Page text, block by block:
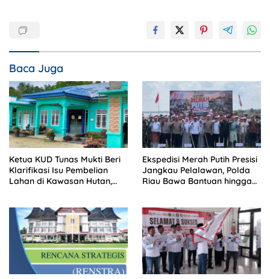
Baca Juga
Ketua KUD Tunas Mukti Beri
Klarifikasi Isu Pembelian
Lahan di Kawasan Hutan,
Ekspedisi Merah Putih Presisi
Jangkau Pelalawan, Polda
Riau Bawa Bantuan hingga